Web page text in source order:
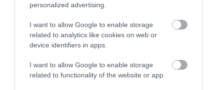
personalized advertising.
I want to allow Google to enable storage
related to analytics like cookies on web or
device identifiers in apps.
I want to allow Google to enable storage
related to functionality of the website or app.